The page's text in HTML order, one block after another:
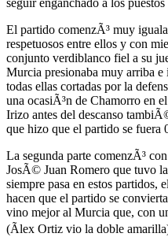
seguir enganchado a los
El partido comenzÃ³ muy
respetuosos entre ellos y con
conjunto verdiblanco fiel a su
Murcia presionaba muy arriba e
todas ellas cortadas por la
una ocasiÃ³n de Chamorro en
Irizo antes del descanso
que hizo que el partido se fuera
La segunda parte comenzÃ³
JosÃ© Juan Romero que tuvo
siempre pasa en estos partidos,
hacen que el partido se
vino mejor al Murcia que, con
(Ãlex Ortiz vio la doble